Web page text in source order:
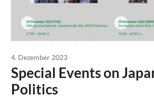
4. Dezember 2023
Special Events on
Politics